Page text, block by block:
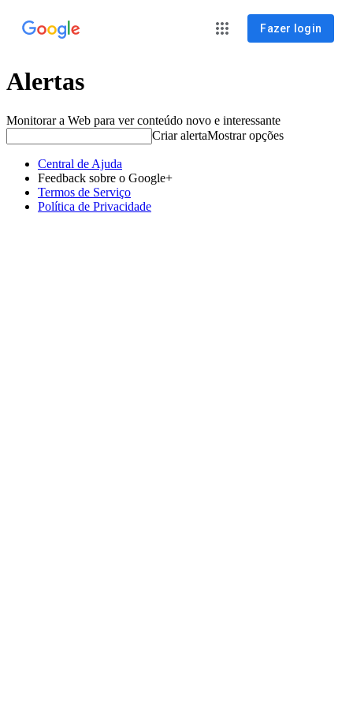
Fazer login
Alertas
Monitorar a Web para ver conteúdo novo e interessante
Criar alertaMostrar opções
Central de Ajuda
Feedback sobre o Google+
Termos de Serviço
Política de Privacidade